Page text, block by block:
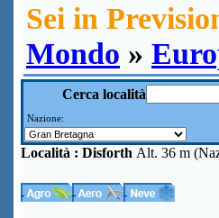
Sei in
Mondo »
Cerca località
Nazione:
Località : Disforth Alt. 36 m